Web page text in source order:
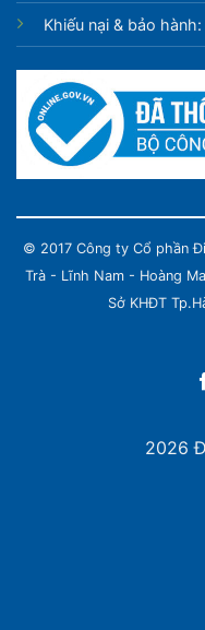
Khiếu nại & bảo hành:
© 2017 Công ty Cổ phần
Trà - Lĩnh Nam - Hoàng
Sở KHĐT
2026